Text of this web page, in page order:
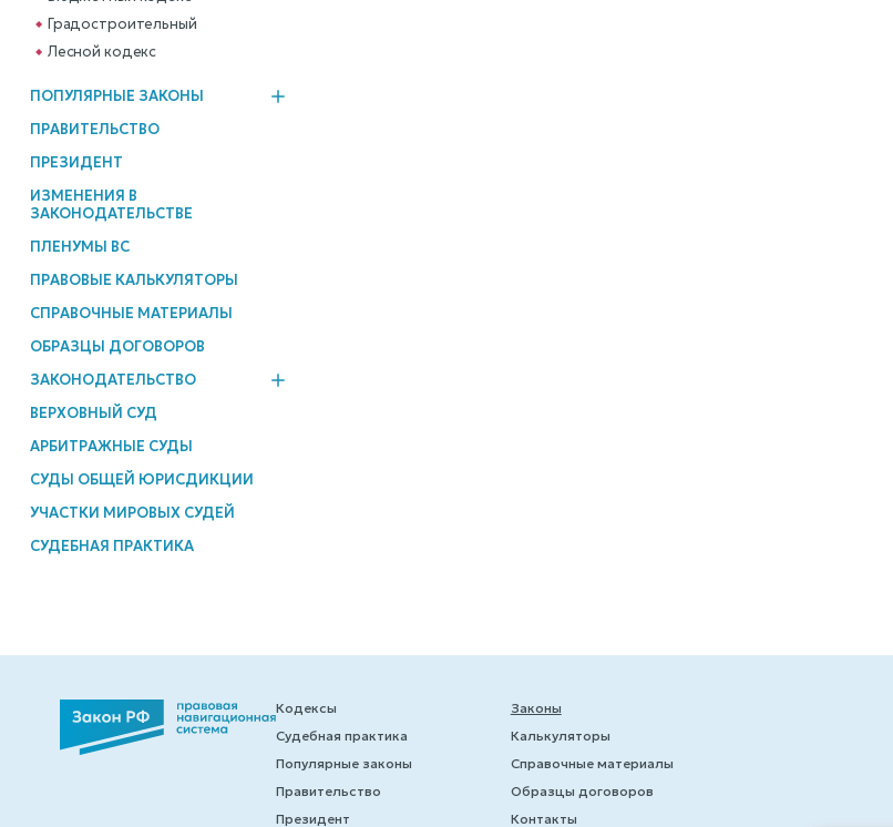
Градостроительный
Лесной кодекс
ПОПУЛЯРНЫЕ ЗАКОНЫ
ПРАВИТЕЛЬСТВО
ПРЕЗИДЕНТ
ИЗМЕНЕНИЯ В
ЗАКОНОДАТЕЛЬСТВЕ
ПЛЕНУМЫ ВС
ПРАВОВЫЕ КАЛЬКУЛЯТОРЫ
СПРАВОЧНЫЕ МАТЕРИАЛЫ
ОБРАЗЦЫ ДОГОВОРОВ
ЗАКОНОДАТЕЛЬСТВО
ВЕРХОВНЫЙ СУД
АРБИТРАЖНЫЕ СУДЫ
СУДЫ ОБЩЕЙ ЮРИСДИКЦИИ
УЧАСТКИ МИРОВЫХ СУДЕЙ
СУДЕБНАЯ ПРАКТИКА
Кодексы
Судебная практика
Популярные законы
Правительство
Президент
Законы
Калькуляторы
Справочные материалы
Образцы договоров
Контакты